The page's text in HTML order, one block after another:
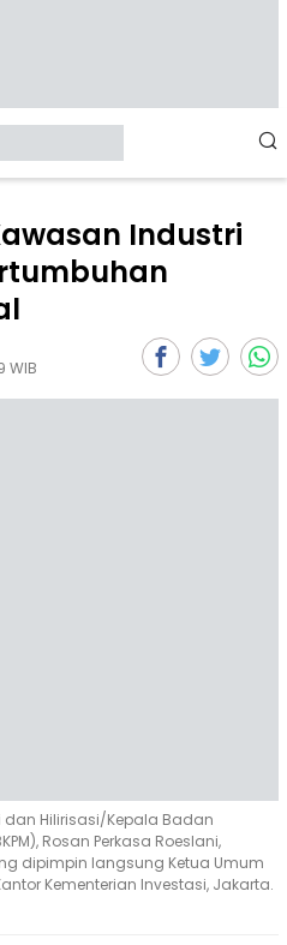
Industri
WIB
dan Hilirisasi/Kepala Badan
Rosan Perkasa Roeslani,
dipimpin langsung Ketua Umum
Kementerian Investasi, Jakarta.